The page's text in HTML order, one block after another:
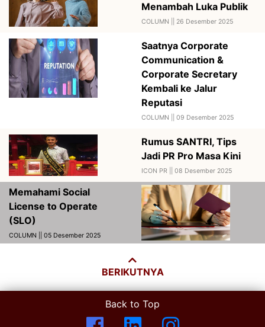
Menambah Luka Publik
COLUMN || 26 Desember 2025
Saatnya Corporate
Communication &
Corporate Secretary
Kembali ke Jalur
Reputasi
COLUMN || 09 Desember 2025
Rumus SANTRI, Tips
Jadi PR Pro Masa Kini
ICON PR || 08 Desember 2025
Memahami Social
License to Operate
(SLO)
COLUMN || 05 Desember 2025
BERIKUTNYA
Back to Top